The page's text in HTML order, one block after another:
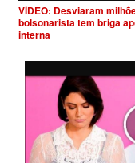
VÍDEO: Desviaram
bolsonarista tem briga
interna